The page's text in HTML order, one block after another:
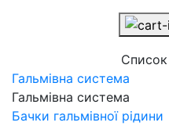
Список
Гальмівна система
Гальмівна система
Бачки гальмівної рідини